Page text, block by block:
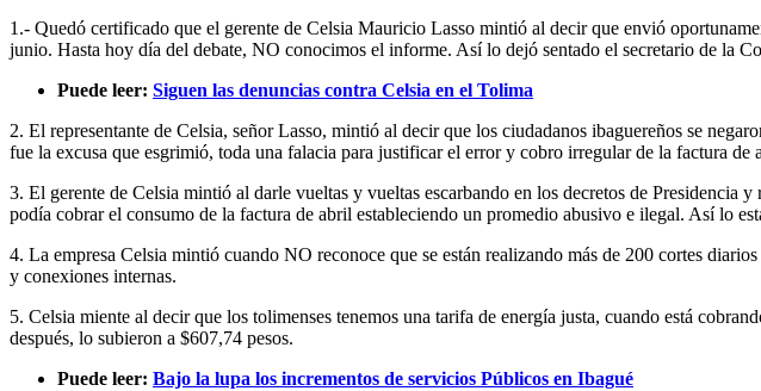
1.- Quedó certificado que el gerente de Celsia Mauricio Lasso mintió al decir que envió
junio. Hasta hoy día del debate, NO conocimos el informe. Así lo dejó sentado el secretario de la
Puede leer: Siguen las denuncias contra Celsia en el Tolima
2. El representante de Celsia, señor Lasso, mintió al decir que los ciudadanos ibaguereños se
fue la excusa que esgrimió, toda una falacia para justificar el error y cobro irregular de la factura
3. El gerente de Celsia mintió al darle vueltas y vueltas escarbando en los decretos de
podía cobrar el consumo de la factura de abril estableciendo un promedio abusivo e ilegal. Así lo
4. La empresa Celsia mintió cuando NO reconoce que se están realizando más de 200 cortes
y conexiones internas.
5. Celsia miente al decir que los tolimenses tenemos una tarifa de energía justa, cuando está
después, lo subieron a $607,74 pesos.
Puede leer: Bajo la lupa los incrementos de servicios Públicos en Ibagué